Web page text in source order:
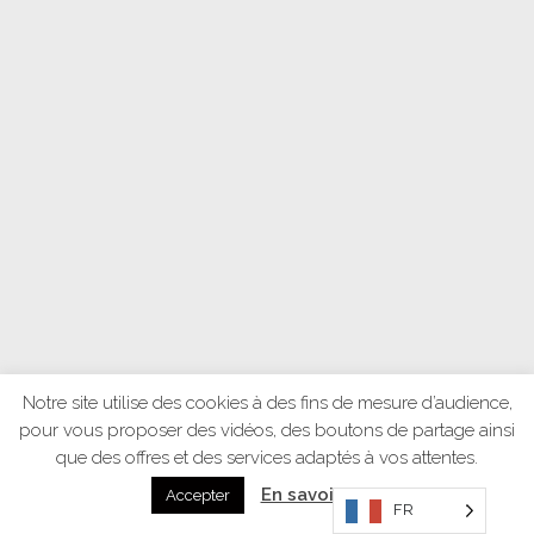
Notre site utilise des cookies à des fins de mesure d’audience,
pour vous proposer des vidéos, des boutons de partage ainsi
que des offres et des services adaptés à vos attentes.
Accepter En savoir plus
FR